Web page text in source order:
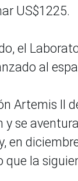
US$1225.
el
al
Artemis II
y se
en
que la